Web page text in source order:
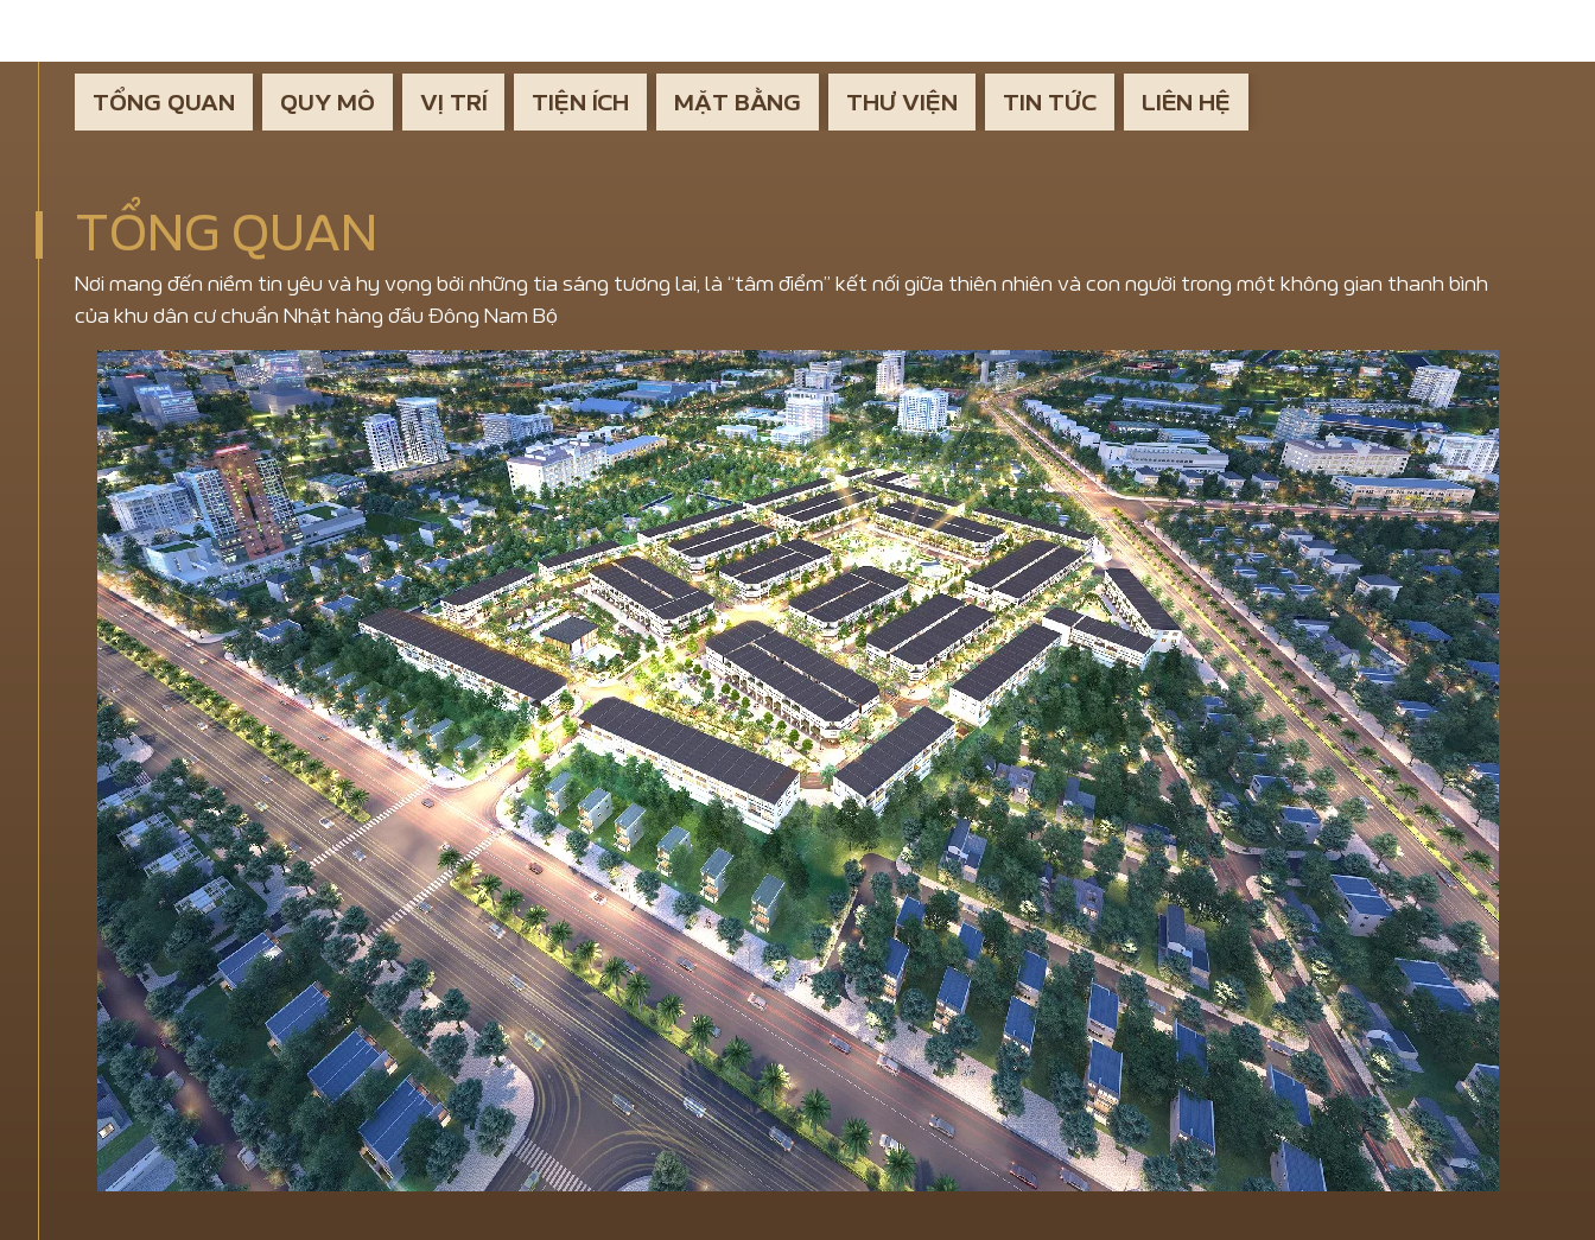
TỔNG QUAN QUY MÔ VỊ TRÍ TIỆN ÍCH MẶT BẰNG THƯ VIỆN TIN TỨC LIÊN HỆ
TỔNG QUAN
Nơi mang đến niềm tin yêu và hy vọng bởi những tia sáng tương lai, là “tâm điểm” kết nối giữa thiên nhiên và con người trong một không gian thanh bình
của khu dân cư chuẩn Nhật hàng đầu Đông Nam Bộ